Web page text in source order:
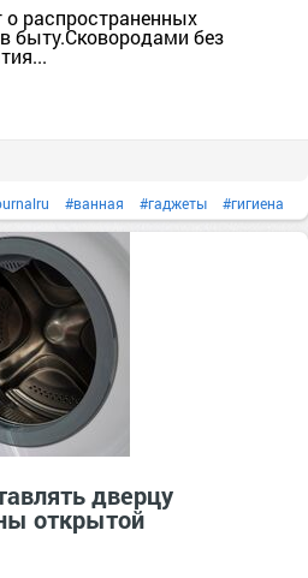
о распространенных
быту.Сковородами без
#ванная #гаджеты #гигиена
#зеркало
#сантехника
дверцу
открытой